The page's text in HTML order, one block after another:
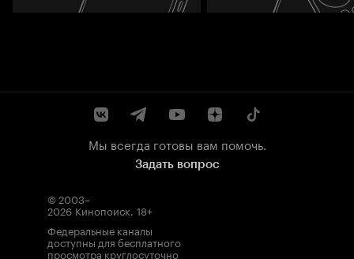
Мы всегда готовы вам помочь.
Задать вопрос
© 2003–
2026 Кинопоиск. 18+
Федеральные каналы
доступны для бесплатного
просмотра круглосуточно